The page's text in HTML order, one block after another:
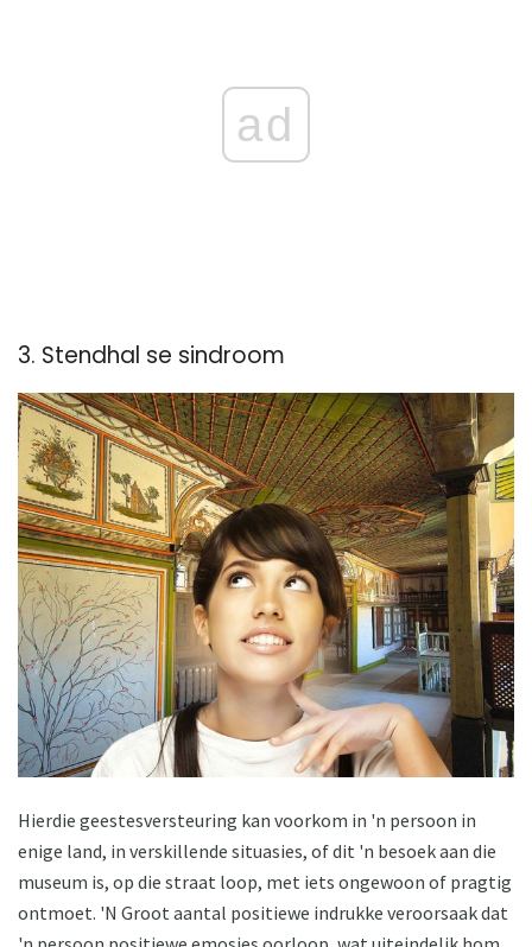
ad
3. Stendhal se sindroom
Hierdie geestesversteuring kan voorkom in 'n persoon in
enige land, in verskillende situasies, of dit 'n besoek aan die
museum is, op die straat loop, met iets ongewoon of pragtig
ontmoet. 'N Groot aantal positiewe indrukke veroorsaak dat